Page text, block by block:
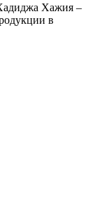
Хажия –
в